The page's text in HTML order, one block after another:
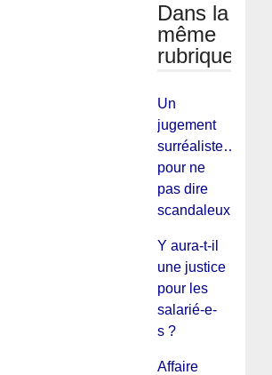
Dans la
même
rubrique
Un
jugement
surréaliste…
pour ne
pas dire
scandaleux !
Y aura-t-il
une justice
pour les
salarié-e-
s ?
Affaire